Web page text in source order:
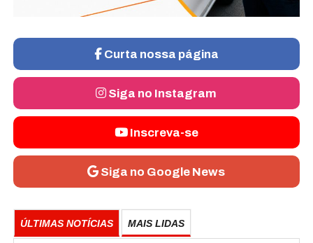
Curta nossa página
Siga no Instagram
Inscreva-se
Siga no Google News
ÚLTIMAS NOTÍCIAS MAIS LIDAS